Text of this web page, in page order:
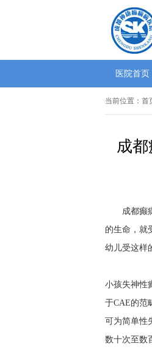
医院首页
当前位置： 首
成
成都癫痫
的生命，就
幼儿受这样
小孩失神性
于CAE的范
可为简单性
数十次至数